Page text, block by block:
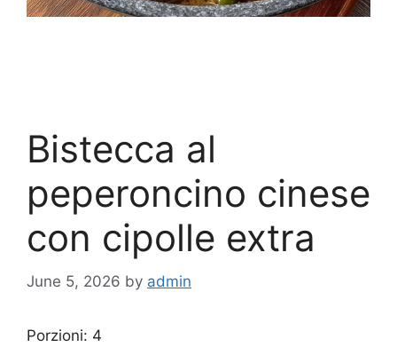
Bistecca al
peperoncino cinese
con cipolle extra
June 5, 2026 by admin
Porzioni: 4